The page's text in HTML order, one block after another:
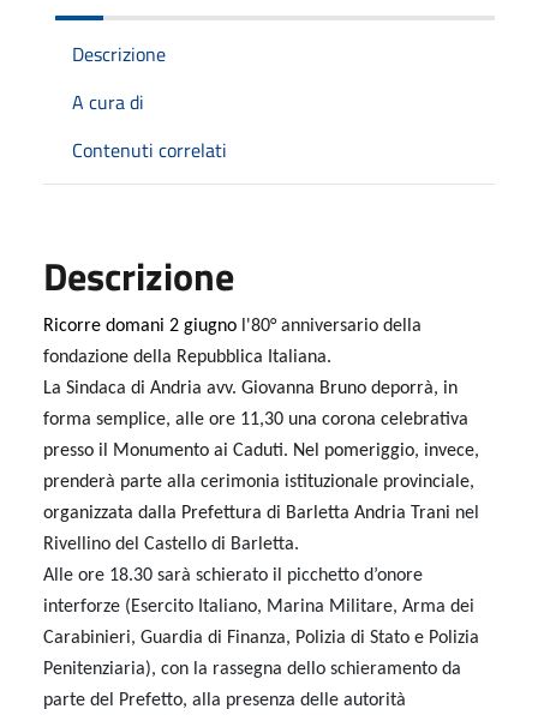
Descrizione
A cura di
Contenuti correlati
Descrizione
Ricorre domani 2 giugno l'80° anniversario della
fondazione della Repubblica Italiana.
La Sindaca di Andria avv. Giovanna Bruno deporrà, in
forma semplice, alle ore 11,30 una corona celebrativa
presso il Monumento ai Caduti. Nel pomeriggio, invece,
prenderà parte alla cerimonia istituzionale provinciale,
organizzata dalla Prefettura di Barletta Andria Trani nel
Rivellino del Castello di Barletta.
Alle ore 18.30 sarà schierato il picchetto d’onore
interforze (Esercito Italiano, Marina Militare, Arma dei
Carabinieri, Guardia di Finanza, Polizia di Stato e Polizia
Penitenziaria), con la rassegna dello schieramento da
parte del Prefetto, alla presenza delle autorità